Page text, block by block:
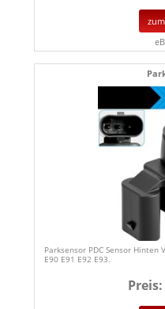
Parksensor PDC Sensor Hinten
E90 E91 E92 E93.
Preis: